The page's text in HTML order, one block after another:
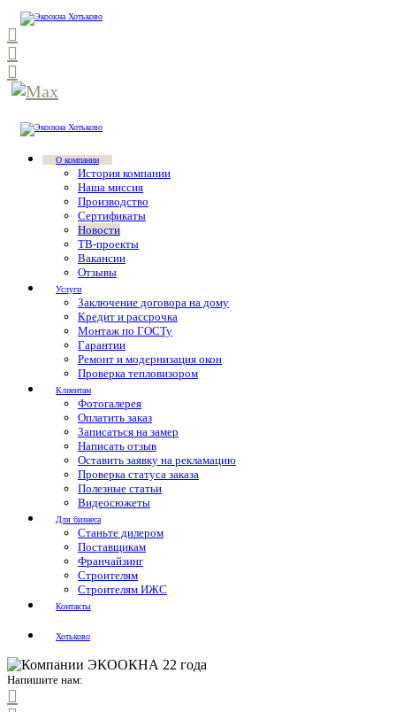
О компании
История компании
Наша миссия
Производство
Сертификаты
Новости
ТВ-проекты
Вакансии
Отзывы
Услуги
Заключение договора на дому
Кредит и рассрочка
Монтаж по ГОСТу
Гарантии
Ремонт и модернизация окон
Проверка тепловизором
Клиентам
Фотогалерея
Оплатить заказ
Записаться на замер
Написать отзыв
Оставить заявку на рекламацию
Проверка статуса заказа
Полезные статьи
Видеосюжеты
Для бизнеса
Станьте дилером
Поставщикам
Франчайзинг
Строителям
Строителям ИЖС
Контакты
Хотьково
Напишите нам: